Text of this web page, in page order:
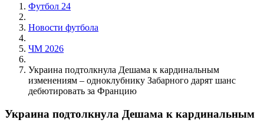
Футбол 24
Новости футбола
ЧМ 2026
Украина подтолкнула Дешама к кардинальным
изменениям – одноклубнику Забарного дарят шанс
дебютировать за Францию
Украина подтолкнула Дешама к кардинальным